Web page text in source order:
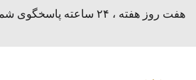
هفت روز هفته ، ۲۴ ساعته پاسخگوی شما هستیم.